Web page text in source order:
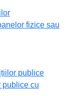
fizice sau
publice
publice cu